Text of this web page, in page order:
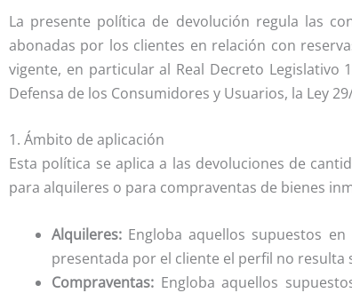
La presente política de devolución regula las
abonadas por los clientes en relación con
vigente, en particular al Real Decreto
Defensa de los Consumidores y Usuarios, la Ley
1. Ámbito de aplicación
Esta política se aplica a las devoluciones de
para alquileres o para compraventas de bienes
Alquileres: Engloba aquellos supuestos
presentada por el cliente el perfil no resulta
Compraventas: Engloba aquellos